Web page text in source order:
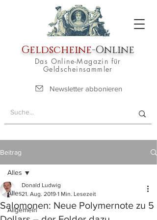
Geldscheine-Online
Das Online-Magazin für
Geldscheinsammler
Newsletter abbonieren
Beitrag
Alles
Allgemein
Alles
Salomonen: Neue Polymernote zu 5
Donald Ludwig
21. Aug. 2019 1 Min. Lesezeit